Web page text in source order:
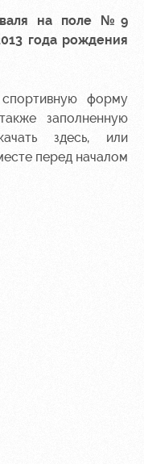
на поле №9
года рождения
форму
заполненную
здесь, или
перед началом